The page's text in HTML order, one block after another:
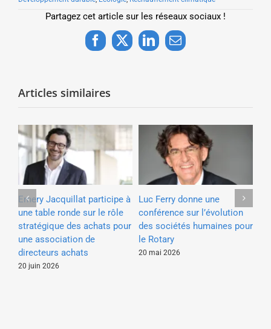
Partagez cet article sur les réseaux sociaux !
Facebook
X LinkedInEmail
Articles similaires
Emery Jacquillat participe à
une table ronde sur le rôle
stratégique des achats pour
une association de
directeurs achats
20 juin 2026
Luc Ferry donne une
conférence sur l’évolution
des sociétés humaines pour
le Rotary
20 mai 2026